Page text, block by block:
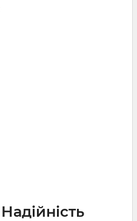
Надійність